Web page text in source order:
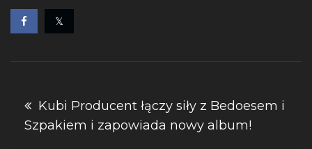
Nawigacja
wpisu
Kubi Producent łączy siły z Bedoesem i
Szpakiem i zapowiada nowy album!